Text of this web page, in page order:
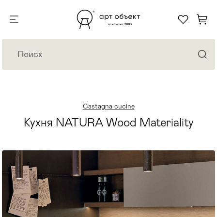
Castagna cucine
Кухня NATURA Wood Materiality